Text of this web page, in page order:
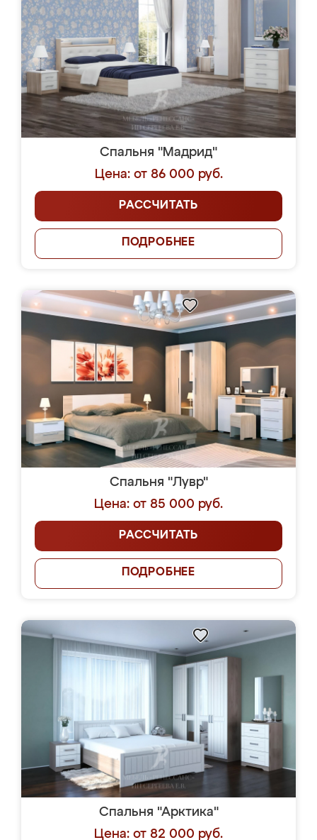
Спальня "Мадрид"
Цена: от 86 000 руб.
РАССЧИТАТЬ
ПОДРОБНЕЕ
Спальня "Лувр"
Цена: от 85 000 руб.
РАССЧИТАТЬ
ПОДРОБНЕЕ
Спальня "Арктика"
Цена: от 82 000 руб.